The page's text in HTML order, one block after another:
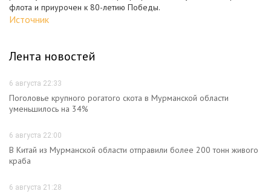
флота и приурочен к 80-летию Победы.
Источник
Лента новостей
6 августа 22:33
Поголовье крупного рогатого скота в Мурманской области
уменьшилось на 34%
6 августа 22:00
В Китай из Мурманской области отправили более 200 тонн живого
краба
6 августа 21:28